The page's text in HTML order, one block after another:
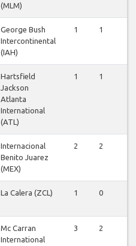
(MLM)
George Bush
Intercontinental
(IAH)
1 1
Hartsfield
Jackson
Atlanta
International
(ATL)
1 1
Internacional
Benito Juarez
(MEX)
2 2
La Calera (ZCL) 1 0
Mc Carran
International
3 2